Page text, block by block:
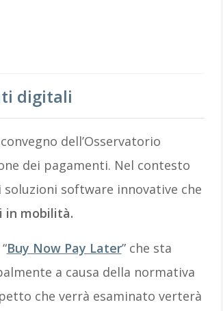
digitali
dell’Osservatorio
dei pagamenti. Nel contesto
software innovative che
in mobilità.
Buy Now Pay Later” che sta
a causa della normativa
che verrà esaminato verterà